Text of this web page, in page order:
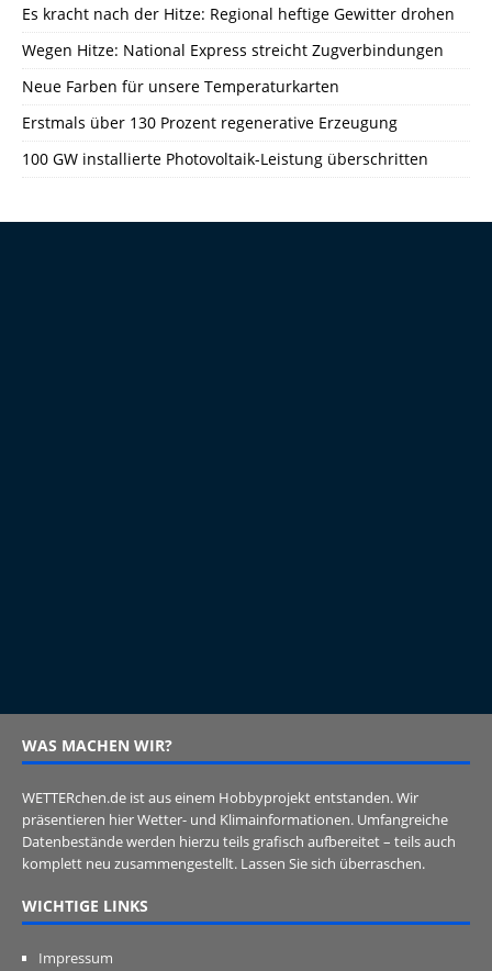
Es kracht nach der Hitze: Regional heftige Gewitter drohen
Wegen Hitze: National Express streicht Zugverbindungen
Neue Farben für unsere Temperaturkarten
Erstmals über 130 Prozent regenerative Erzeugung
100 GW installierte Photovoltaik-Leistung überschritten
WAS MACHEN WIR?
WETTERchen.de ist aus einem Hobbyprojekt entstanden. Wir
präsentieren hier Wetter- und Klimainformationen. Umfangreiche
Datenbestände werden hierzu teils grafisch aufbereitet – teils auch
komplett neu zusammengestellt. Lassen Sie sich überraschen.
WICHTIGE LINKS
Impressum